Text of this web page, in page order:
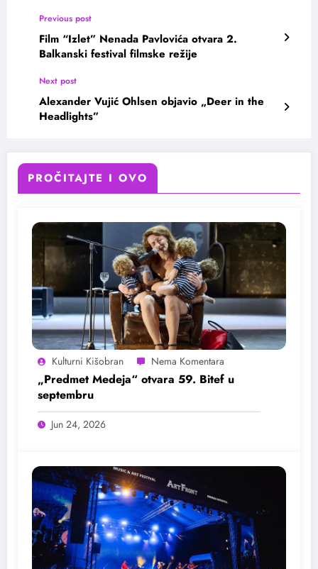
Previous post
Film “Izlet” Nenada Pavlovića otvara 2.
Balkanski festival filmske režije
Next post
Alexander Vujić Ohlsen objavio „Deer in the
Headlights”
PROČITAJTE I OVO
Kulturni Kišobran
„Predmet Medeja“ otvara 59. Bitef u
septembru
Jun 24, 2026